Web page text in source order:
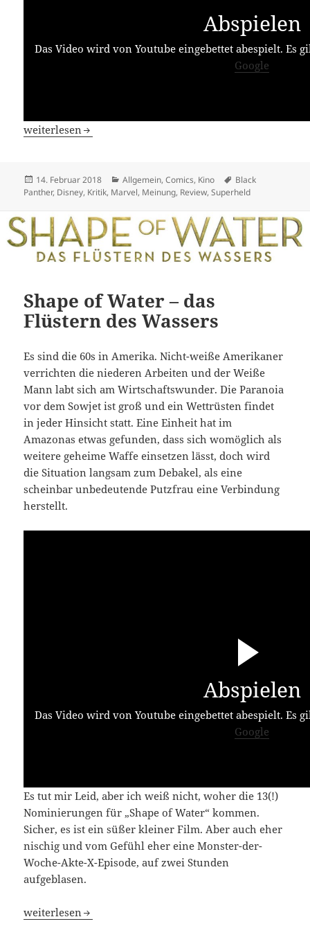
Abspielen
Das Video wird von Youtube eingebettet abespielt. Es
Google
Black Panther
weiterlesen
Veröffentlicht
am
14. Februar 2018 Kategorien
Allgemein,Comics, Kino Schlagwörter
Black
Panther, Disney, Kritik, Marvel, Meinung, Review,Superheld
Shape of Water – das
Flüstern des Wassers
Es sind die 60s in Amerika. Nicht-weiße Amerikaner
verrichten die niederen Arbeiten und der Weiße
Mann labt sich am Wirtschaftswunder. Die Paranoia
vor dem Sowjet ist groß und ein Wettrüsten findet
in jeder Hinsicht statt. Eine Einheit hat im
Amazonas etwas gefunden, dass sich womöglich als
weitere geheime Waffe einsetzen lässt, doch wird
die Situation langsam zum Debakel, als eine
scheinbar unbedeutende Putzfrau eine Verbindung
herstellt.
Abspielen
Das Video wird von Youtube eingebettet abespielt. Es
Google
Es tut mir Leid, aber ich weiß nicht, woher die 13(!)
Nominierungen für „Shape of Water“ kommen.
Sicher, es ist ein süßer kleiner Film. Aber auch eher
nischig und vom Gefühl eher eine Monster-der-
Woche-Akte-X-Episode, auf zwei Stunden
aufgeblasen.
Shape of Water – das Flüstern des Wassers
weiterlesen